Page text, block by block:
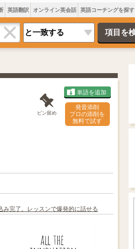
英語翻訳 オンライン英会話 英語コーチングを探す
ピン留め
単語を追加
発音添削
プロの添削を
無料で試す
完了。レッスンで爆発的に話せる